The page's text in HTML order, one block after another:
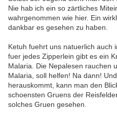
Nie hab ich ein so zärtliches
wahrgenommen wie hier. Ein
dankbar es gesehen zu haben.
Ketuh fuehrt uns natuerlich auch
fuer jedes Zipperlein gibt es ein
Malaria. Die Nepalesen rauchen
Malaria, soll helfen! Na dann!
herauskommt, kann man den
schoensten Gruens der
solches Gruen gesehen.